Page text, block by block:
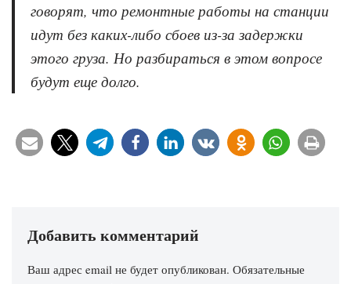
говорят, что ремонтные работы на станции
идут без каких-либо сбоев из-за задержки
этого груза. Но разбираться в этом вопросе
будут еще долго.
Добавить комментарий
Ваш адрес email не будет опубликован. Обязательные